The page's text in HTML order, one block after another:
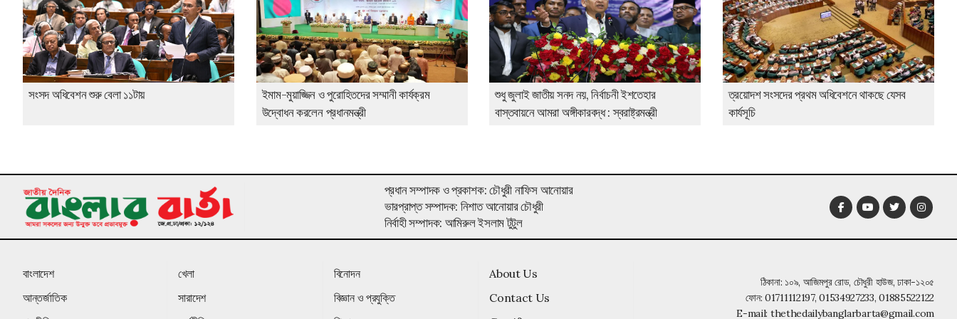
সংসদ অধিবেশন শুরু বেলা ১১টায়
ইমাম-মুয়াজ্জিন ও পুরোহিতদের সম্মানী কার্যক্রম
উদ্বোধন করলেন প্রধানমন্ত্রী
শুধু জুলাই জাতীয় সনদ নয়, নির্বাচনী ইশতেহার
বাস্তবায়নে আমরা অঙ্গীকারবদ্ধ : স্বরাষ্ট্রমন্ত্রী
ত্রয়োদশ সংসদের প্রথম অধিবেশনে থাকছে যেসব
কার্যসূচি
প্রধান সম্পাদক ও প্রকাশক: চৌধুরী নাফিস আনোয়ার
ভারপ্রাপ্ত সম্পাদক: নিশাত আনোয়ার চৌধুরী
নির্বাহী সম্পাদক: আমিরুল ইসলাম টুটুল
বাংলাদেশ
আন্তর্জাতিক
খেলা
সারাদেশ
বিনোদন
বিজ্ঞান ও প্রযুক্তি
About Us
Contact Us
ঠিকানা: ১০৯, আজিমপুর রোড, চৌধুরী হাউজ, ঢাকা-১২০৫
ফোন:01711112197, 01534927233, 01885522122
E-mail: thethedailybanglarbarta@gmail.com